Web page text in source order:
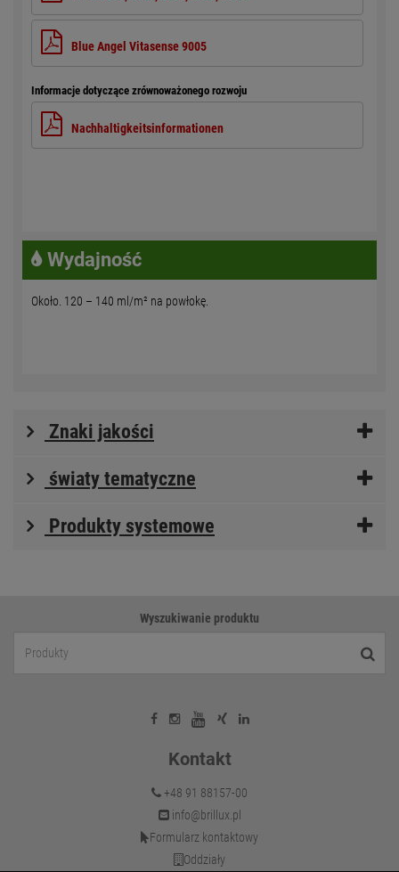
Blue Angel Vitasense 9005
Informacje dotyczące zrównoważonego rozwoju
Nachhaltigkeitsinformationen
Wydajność
Około. 120 – 140 ml/m² na powłokę.
Znaki jakości
światy tematyczne
Produkty systemowe
Wyszukiwanie produktu
Kontakt
+48 91 88157-00
info@brillux.pl
Formularz kontaktowy
Oddziały